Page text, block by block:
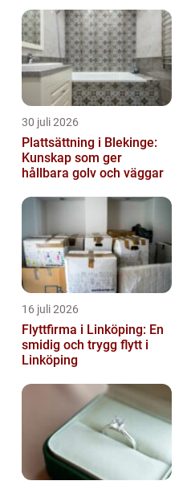
30 juli 2026
Plattsättning i Blekinge:
Kunskap som ger
hållbara golv och väggar
16 juli 2026
Flyttfirma i Linköping: En
smidig och trygg flytt i
Linköping